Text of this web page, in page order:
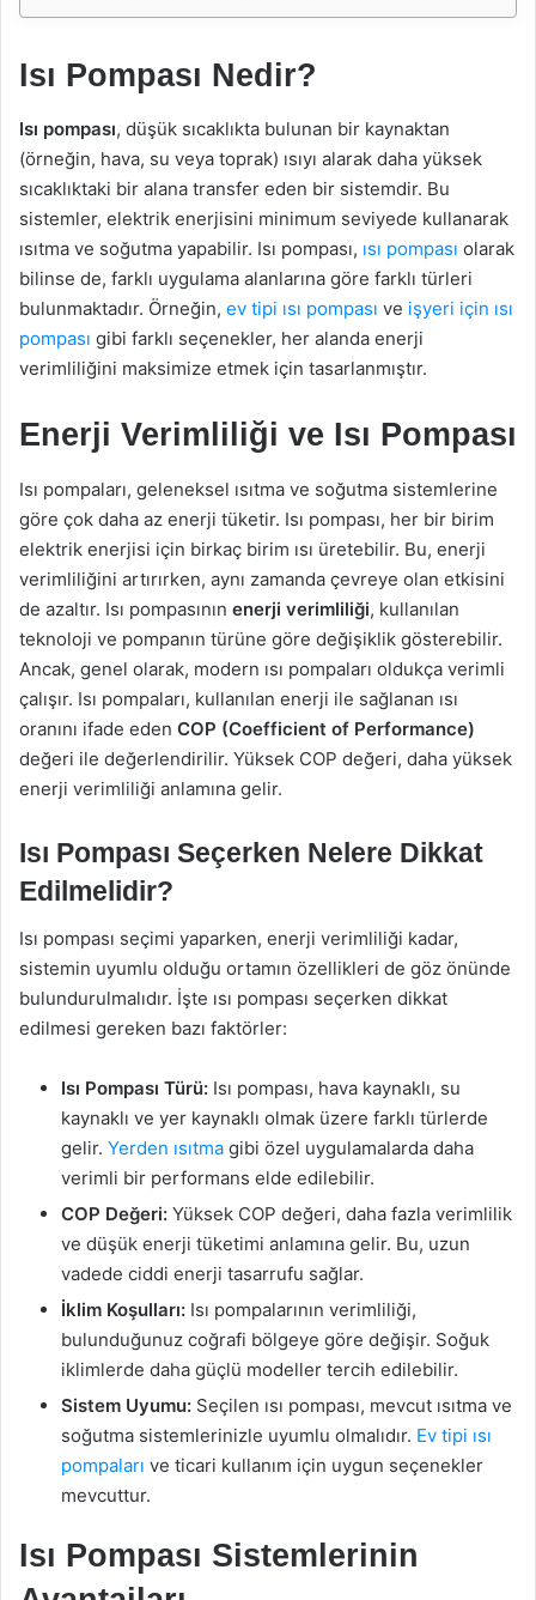
Isı Pompası Nedir?
Isı pompası, düşük sıcaklıkta bulunan bir kaynaktan
(örneğin, hava, su veya toprak) ısıyı alarak daha yüksek
sıcaklıktaki bir alana transfer eden bir sistemdir. Bu
sistemler, elektrik enerjisini minimum seviyede kullanarak
ısıtma ve soğutma yapabilir. Isı pompası, ısı pompası olarak
bilinse de, farklı uygulama alanlarına göre farklı türleri
bulunmaktadır. Örneğin, ev tipi ısı pompası ve işyeri için ısı
pompası gibi farklı seçenekler, her alanda enerji
verimliliğini maksimize etmek için tasarlanmıştır.
Enerji Verimliliği ve Isı Pompası
Isı pompaları, geleneksel ısıtma ve soğutma sistemlerine
göre çok daha az enerji tüketir. Isı pompası, her bir birim
elektrik enerjisi için birkaç birim ısı üretebilir. Bu, enerji
verimliliğini artırırken, aynı zamanda çevreye olan etkisini
de azaltır. Isı pompasının enerji verimliliği, kullanılan
teknoloji ve pompanın türüne göre değişiklik gösterebilir.
Ancak, genel olarak, modern ısı pompaları oldukça verimli
çalışır. Isı pompaları, kullanılan enerji ile sağlanan ısı
oranını ifade eden COP (Coefficient of Performance)
değeri ile değerlendirilir. Yüksek COP değeri, daha yüksek
enerji verimliliği anlamına gelir.
Isı Pompası Seçerken Nelere Dikkat
Edilmelidir?
Isı pompası seçimi yaparken, enerji verimliliği kadar,
sistemin uyumlu olduğu ortamın özellikleri de göz önünde
bulundurulmalıdır. İşte ısı pompası seçerken dikkat
edilmesi gereken bazı faktörler:
Isı Pompası Türü: Isı pompası, hava kaynaklı, su
kaynaklı ve yer kaynaklı olmak üzere farklı türlerde
gelir. Yerden ısıtma gibi özel uygulamalarda daha
verimli bir performans elde edilebilir.
COP Değeri: Yüksek COP değeri, daha fazla verimlilik
ve düşük enerji tüketimi anlamına gelir. Bu, uzun
vadede ciddi enerji tasarrufu sağlar.
İklim Koşulları: Isı pompalarının verimliliği,
bulunduğunuz coğrafi bölgeye göre değişir. Soğuk
iklimlerde daha güçlü modeller tercih edilebilir.
Sistem Uyumu: Seçilen ısı pompası, mevcut ısıtma ve
soğutma sistemlerinizle uyumlu olmalıdır. Ev tipi ısı
pompaları ve ticari kullanım için uygun seçenekler
mevcuttur.
Isı Pompası Sistemlerinin